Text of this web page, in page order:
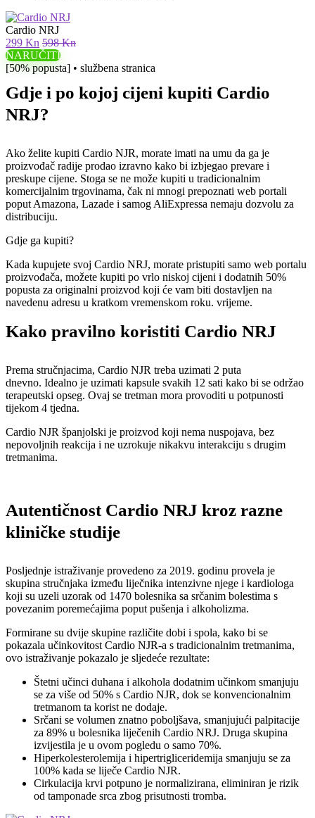
Cardio NRJ
299 Kn 598 Kn
NARUČITI
[50% popusta] • službena stranica
Gdje i po kojoj cijeni kupiti Cardio
NRJ?
Ako želite kupiti Cardio NJR, morate imati na umu da ga je
proizvođač radije prodao izravno kako bi izbjegao prevare i
preskupe cijene. Stoga se ne može kupiti u tradicionalnim
komercijalnim trgovinama, čak ni mnogi prepoznati web portali
poput Amazona, Lazade i samog AliExpressa nemaju dozvolu za
distribuciju.
Gdje ga kupiti?
Kada kupujete svoj Cardio NRJ, morate pristupiti samo web portalu
proizvođača, možete kupiti po vrlo niskoj cijeni i dodatnih 50%
popusta za originalni proizvod koji će vam biti dostavljen na
navedenu adresu u kratkom vremenskom roku. vrijeme.
Kako pravilno koristiti Cardio NRJ
Prema stručnjacima, Cardio NJR treba uzimati 2 puta
dnevno. Idealno je uzimati kapsule svakih 12 sati kako bi se održao
terapeutski opseg. Ovaj se tretman mora provoditi u potpunosti
tijekom 4 tjedna.
Cardio NJR španjolski je proizvod koji nema nuspojava, bez
nepovoljnih reakcija i ne uzrokuje nikakvu interakciju s drugim
tretmanima.
Autentičnost Cardio NRJ kroz razne
kliničke studije
Posljednje istraživanje provedeno za 2019. godinu provela je
skupina stručnjaka između liječnika intenzivne njege i kardiologa
koji su uzeli uzorak od 1470 bolesnika sa srčanim bolestima s
povezanim poremećajima poput pušenja i alkoholizma.
Formirane su dvije skupine različite dobi i spola, kako bi se
pokazala učinkovitost Cardio NJR-a s tradicionalnim tretmanima,
ovo istraživanje pokazalo je sljedeće rezultate:
Štetni učinci duhana i alkohola dodatnim učinkom smanjuju
se za više od 50% s Cardio NJR, dok se konvencionalnim
tretmanom ta korist ne dodaje.
Srčani se volumen znatno poboljšava, smanjujući palpitacije
za 89% u bolesnika liječenih Cardio NRJ. Druga skupina
izvijestila je u ovom pogledu o samo 70%.
Hiperkolesterolemija i hipertrigliceridemija smanjuju se za
100% kada se liječe Cardio NJR.
Cirkulacija krvi potpuno je normalizirana, eliminiran je rizik
od tamponade srca zbog prisutnosti tromba.